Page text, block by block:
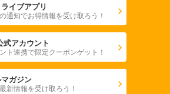
イブアプリ
通知でお得情報を受け取ろう！
式アカウント
ト連携で限定クーポンゲット！
ガジン
新情報を受け取ろう！